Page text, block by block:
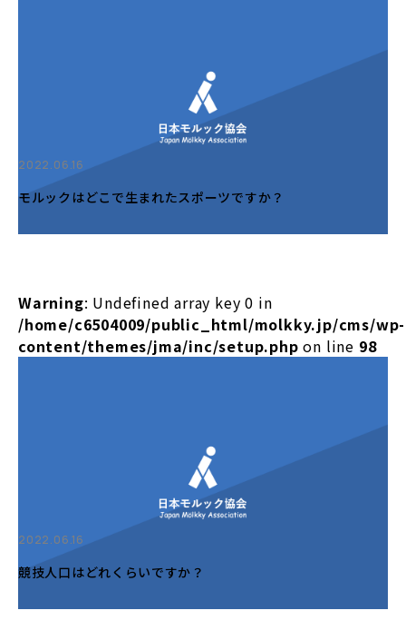
2022.06.16
モルックはどこで生まれたスポーツですか？
Warning: Undefined array key 0 in
/home/c6504009/public_html/molkky.jp/cms/wp-
content/themes/jma/inc/setup.php on line 98
2022.06.16
競技人口はどれくらいですか？